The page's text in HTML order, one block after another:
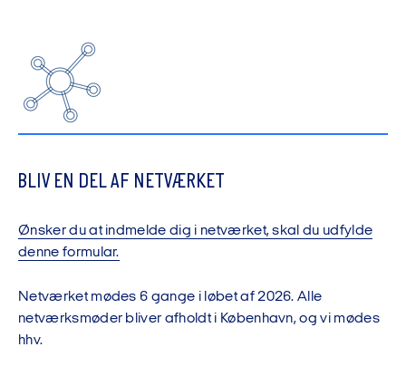
BLIV EN DEL AF NETVÆRKET
Ønsker du at indmelde dig i netværket, skal du udfylde
denne formular.
Netværket mødes 6 gange i løbet af 2026. Alle
netværksmøder bliver afholdt i København, og vi mødes
hhv.